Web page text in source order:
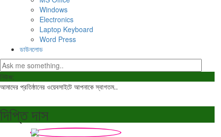
Windows
Electronics
Laptop Keyboard
Word Press
ডাউনলোড
নিউজ:
আমাদের প্রতিষ্ঠানের ওয়েবসাইটে আপনাকে স্বাগতম..
দিপ্তি দাস